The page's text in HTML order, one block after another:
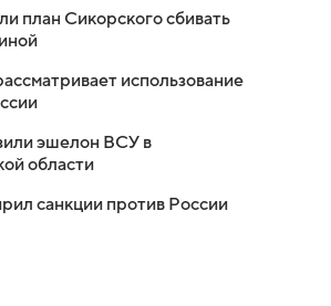
план Сикорского сбивать
использование
эшелон ВСУ в
области
санкции против России